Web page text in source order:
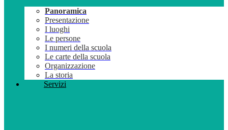
Panoramica
Presentazione
I luoghi
Le persone
I numeri della scuola
Le carte della scuola
Organizzazione
La storia
Servizi